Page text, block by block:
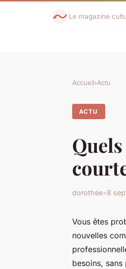
Le magazine
Accueil›Actu
ACTU
dorothée•8
Vous êtes
nouvelles
besoins,